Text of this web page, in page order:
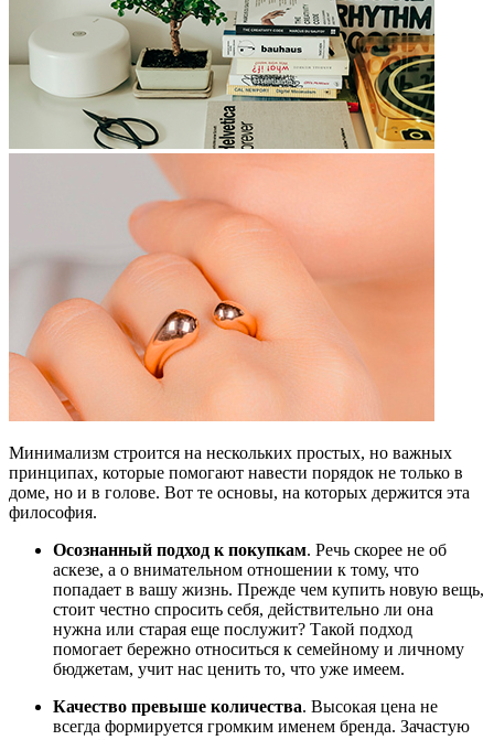
Минимализм строится на нескольких простых, но важных
принципах, которые помогают навести порядок не только в
доме, но и в голове. Вот те основы, на которых держится эта
философия.
Осознанный подход к покупкам. Речь скорее не об
аскезе, а о внимательном отношении к тому, что
попадает в вашу жизнь. Прежде чем купить новую вещь,
стоит честно спросить себя, действительно ли она
нужна или старая еще послужит? Такой подход
помогает бережно относиться к семейному и личному
бюджетам, учит нас ценить то, что уже имеем.
Качество превыше количества. Высокая цена не
всегда формируется громким именем бренда. Зачастую